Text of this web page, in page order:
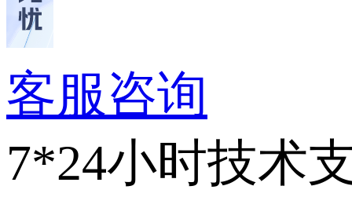
客服咨询
7*24小时技术